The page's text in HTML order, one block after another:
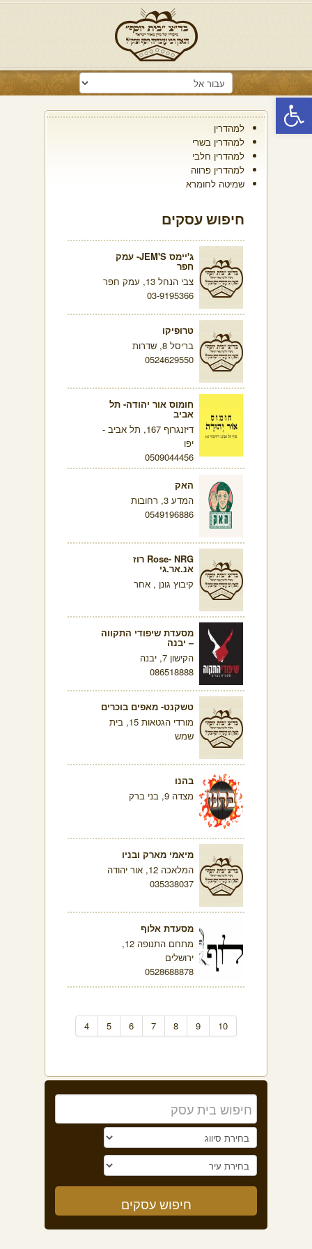
פתח סרגל נגישות
למהדרין
למהדרין בשרי
למהדרין חלבי
למהדרין פרווה
שמיטה לחומרא
חיפוש עסקים
ג'יימס JEM'S- עמק
חפר
צבי הנחל 13, עמק חפר
03-9195366
טרופיקו
בריסל 8, שדרות
0524629550
חומוס אור יהודה- תל
אביב
דיזנגרוף 167, תל אביב -
יפו
0509044456
האק
המדע 3, רחובות
0549196886
Rose- NRG רוז
אנ.אר.גי
קיבוץ גונן , אחר
מסעדת שיפודי התקווה
– יבנה
הקישון 7, יבנה
086518888
טשקנט- מאפים בוכרים
מורדי הגטאות 15, בית
שמש
בהנו
מצדה 9, בני ברק
מיאמי מארק ובניו
המלאכה 12, אור יהודה
035338037
מסעדת אלוף
מתחם התנופה 12,
ירושלים
0528688878
4 5 6 7 8 9 10